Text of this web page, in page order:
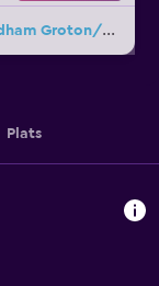
19 till erbjudanden för Baymont by Wyndham Groton/Mystic
Plats